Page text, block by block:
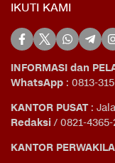
IKUTI KAMI
INFORMASI dan
WhatsApp : 0813-
KANTOR PUSAT:
Redaksi / 0821-4365-
KANTOR